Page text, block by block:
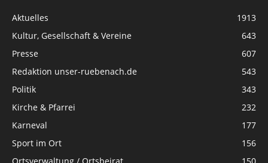
Aktuelles
1913
Kultur, Gesellschaft & Vereine
643
Presse
607
Redaktion unser-ruebenach.de
543
Politik
343
Kirche & Pfarrei
232
Karneval
177
Sport im Ort
156